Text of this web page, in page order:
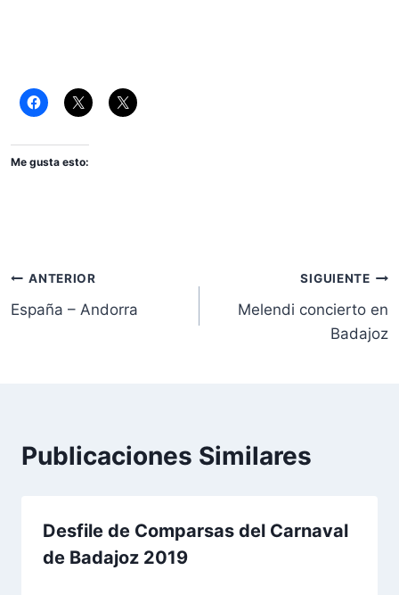
Me gusta esto:
Navegación
de
ANTERIOR
España – Andorra
SIGUIENTE
Melendi concierto en
Badajoz
Publicaciones Similares
Desfile de Comparsas del Carnaval
de Badajoz 2019